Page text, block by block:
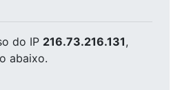
do IP 216.73.216.131,
abaixo.